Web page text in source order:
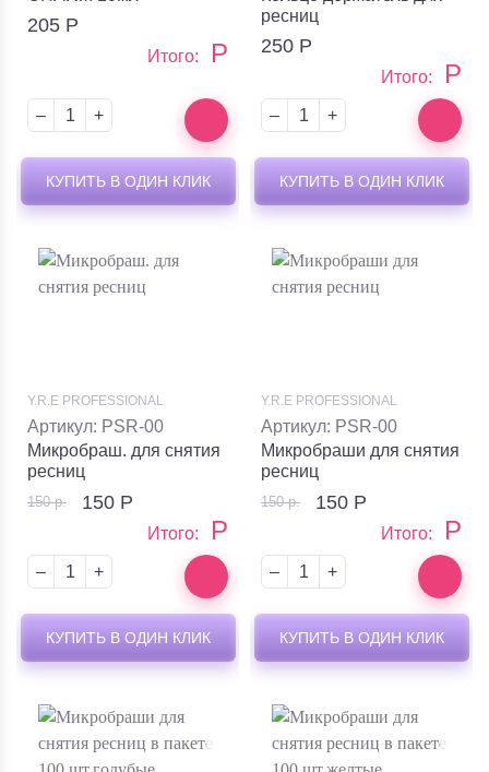
205 Р
Итого: Р
– +
КУПИТЬ В ОДИН КЛИК
ресниц
250 Р
Итого: Р
– +
КУПИТЬ В ОДИН КЛИК
Y.R.E PROFESSIONAL
Артикул: PSR-00
Микробраш. для снятия
ресниц
150 р. 150 Р
Итого: Р
– +
КУПИТЬ В ОДИН КЛИК
Y.R.E PROFESSIONAL
Артикул: PSR-00
Микробраши для снятия
ресниц
150 р. 150 Р
Итого: Р
– +
КУПИТЬ В ОДИН КЛИК